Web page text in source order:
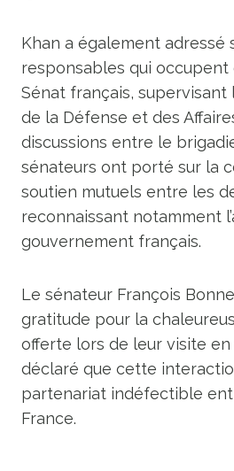
Khan a également adressé
responsables qui occupent
Sénat français,
de la Défense et des
discussions entre le
sénateurs ont porté sur la
soutien mutuels entre les
reconnaissant notamment
gouvernement français.
Le sénateur François
gratitude pour la
offerte lors de leur visite en
déclaré que cette
partenariat indéfectible
France.